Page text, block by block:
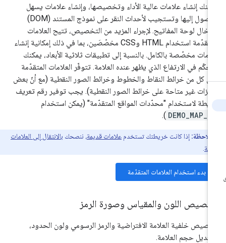
إنشاء علامات عالية الأداء وتخصيصها، وإنشاء علامات يسهل
الوصول إليها وتستجيب لأحداث النقر على نموذج المستند (DOM)
لوحة المفاتيح. لإجراء المزيد من التخصيص، تتيح العلامات
المتقدّمة استخدام HTML وCSS مخصّصَين، بما في ذلك إمكانية إنشاء
مخصّصة بالكامل. بالنسبة إلى تطبيقات ثلاثية الأبعاد، يمكنك
في الارتفاع الذي يظهر عنده العلامة. تتوفّر العلامات المتقدّمة
كل من خرائط النقاط والخطوط وخرائط الصور النقطية (مع أنّ بعض
غير متاحة على خرائط الصور النقطية). يجب توفير رقم تعريف
لاستخدام "محدّدات المواقع المتقدّمة" (يمكن استخدام
).
ملاحظة:إذا كانت خريطتك تستخدمعلامات قديمة، ننصحكبالانتقال إلى العلامات
بدء استخدام العلامات المتقدّمة
اللون والمقياس وصورة الرمز
خلفية العلامة الافتراضية والرمز الرسومي ولون الحدود،
حجم العلامة.